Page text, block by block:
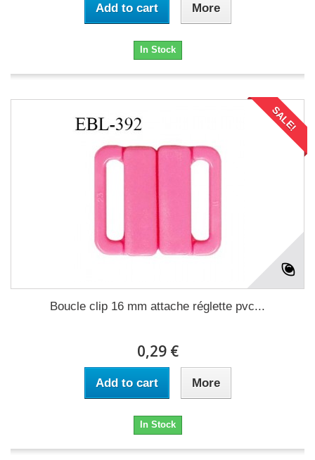
Add to cart More
In Stock
SALE!
Boucle clip 16 mm attache réglette pvc...
0,29 €
Add to cart More
In Stock